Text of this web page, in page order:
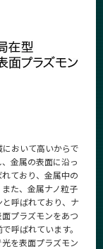
おいて高いからで
金属の表面に沿っ
ており、金属中の
た、金属ナノ粒子
呼ばれており、ナ
プラズモンをあつ
呼ばれています。
を表面プラズモン